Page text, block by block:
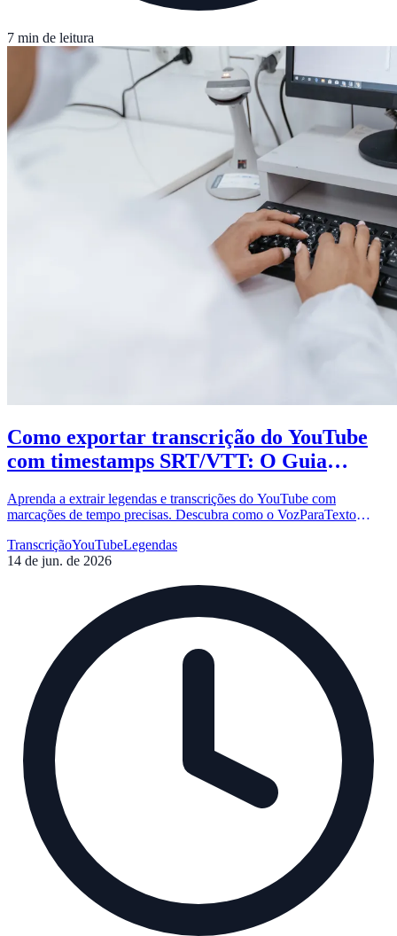
7 min de leitura
Como exportar transcrição do YouTube
com timestamps SRT/VTT: O Guia
Aprenda a extrair legendas e transcrições do YouTube com
marcações de tempo precisas. Descubra como o VozParaTexto
TranscriçãoYouTubeLegendas
14 de jun. de 2026